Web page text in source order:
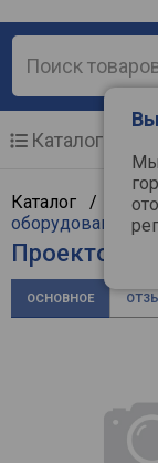
Каталог
Каталог / ТВ и
оборудование
Проектор
ОСНОВНОЕ